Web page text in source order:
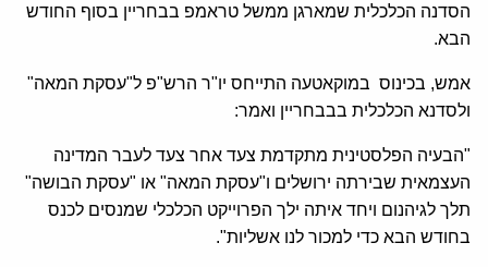
הסדנה הכלכלית שמארגן ממשל טראמפ בבחריין בסוף החודש
הבא.
אמש, בכינוס במוקאטעה התייחס יו"ר הרש"פ ל"עסקת המאה"
ולסדנא הכלכלית בבבחריין ואמר:
"הבעיה הפלסטינית מתקדמת צעד אחר צעד לעבר המדינה
העצמאית שבירתה ירושלים ו"עסקת המאה" או "עסקת הבושה"
תלך לגיהנום ויחד איתה ילך הפרוייקט הכלכלי שמנסים לכנס
בחודש הבא כדי למכור לנו אשליות".